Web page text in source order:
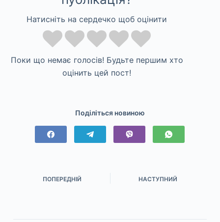
Натисніть на сердечко щоб оцінити
Поки що немає голосів! Будьте першим хто
оцінить цей пост!
Поділіться новиною
ПОПЕРЕДНІЙ НАСТУПНИЙ